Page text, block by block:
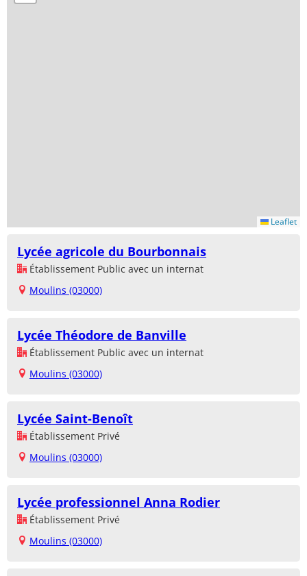
Leaflet
Lycée agricole du Bourbonnais
Établissement Public avec un internat
Moulins (03000)
Lycée Théodore de Banville
Établissement Public avec un internat
Moulins (03000)
Lycée Saint-Benoît
Établissement Privé
Moulins (03000)
Lycée professionnel Anna Rodier
Établissement Privé
Moulins (03000)